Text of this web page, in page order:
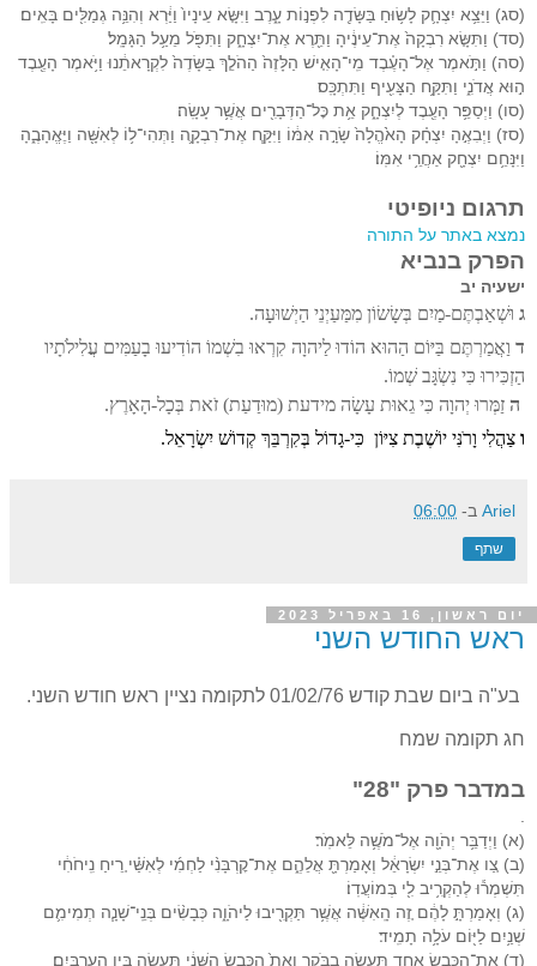
(סג) וַיֵּצֵ֥א יִצְחָ֛ק לָשׂ֥וּחַ בַּשָּׂדֶ֖ה לִפְנ֣וֹת עָ֑רֶב וַיִּשָּׂ֤א עֵינָיו֙ וַיַּ֔רְא וְהִנֵּ֥ה גְמַלִּ֖ים בָּאִֽים׃
(סד) וַתִּשָּׂ֤א רִבְקָה֙ אֶת־עֵינֶ֔יהָ וַתֵּ֖רֶא אֶת־יִצְחָ֑ק וַתִּפֹּ֖ל מֵעַ֥ל הַגָּמָֽל׃
(סה) וַתֹּ֣אמֶר אֶל־הָעֶ֗בֶד מִֽי־הָאִ֤ישׁ הַלָּזֶה֙ הַהֹלֵ֤ךְ בַּשָּׂדֶה֙ לִקְרָאתֵ֔נוּ וַיֹּ֥אמֶר הָעֶ֖בֶד
ה֣וּא אֲדֹנִ֑י וַתִּקַּ֥ח הַצָּעִ֖יף וַתִּתְכָּֽס׃
(סו) וַיְסַפֵּ֥ר הָעֶ֖בֶד לְיִצְחָ֑ק אֵ֥ת כׇּל־הַדְּבָרִ֖ים אֲשֶׁ֥ר עָשָֽׂה׃
(סז) וַיְבִאֶ֣הָ יִצְחָ֗ק הָאֹ֙הֱלָה֙ שָׂרָ֣ה אִמּ֔וֹ וַיִּקַּ֧ח אֶת־רִבְקָ֛ה וַתְּהִי־ל֥וֹ לְאִשָּׁ֖ה וַיֶּאֱהָבֶ֑הָ
וַיִּנָּחֵ֥ם יִצְחָ֖ק אַחֲרֵ֥י אִמּֽוֹ׃
תרגום ניופיטי
נמצא באתר על התורה
הפרק בנביא
ישעיה יב
ג וּשְׁאַבְתֶּם-מַיִם בְּשָׂשׂוֹן מִמַּעַיְנֵי הַיְשׁוּעָה.
ד וַאֲמַרְתֶּם בַּיּוֹם הַהוּא הוֹדוּ לַיהוָה קִרְאוּ בִשְׁמוֹ הוֹדִיעוּ בָעַמִּים עֲלִילֹתָיו
הַזְכִּירוּ כִּי נִשְׂגָּב שְׁמוֹ.
ה זַמְּרוּ יְהוָה כִּי גֵאוּת עָשָׂה מידעת (מוּדַעַת) זֹאת בְּכָל-הָאָרֶץ.
ו צַהֲלִי וָרֹנִּי יוֹשֶׁבֶת צִיּוֹן כִּי-גָדוֹל בְּקִרְבֵּךְ קְדוֹשׁ יִשְׂרָאֵל.
Ariel ב- 06:00
שתף
יום ראשון, 16 באפריל 2023
ראש החודש השני
בע"ה ביום שבת קודש 01/02/76 לתקומה נציין ראש חודש השני.
חג תקומה שמח
במדבר פרק "28"
(א) וַיְדַבֵּ֥ר יְהֹוָ֖ה אֶל־מֹשֶׁ֥ה לֵּאמֹֽר׃
(ב) צַ֚ו אֶת־בְּנֵ֣י יִשְׂרָאֵ֔ל וְאָמַרְתָּ֖ אֲלֵהֶ֑ם אֶת־קׇרְבָּנִ֨י לַחְמִ֜י לְאִשַּׁ֗י רֵ֚יחַ נִֽיחֹחִ֔י
תִּשְׁמְר֕וּ לְהַקְרִ֥יב לִ֖י בְּמוֹעֲדֽוֹ׃
(ג) וְאָמַרְתָּ֣ לָהֶ֔ם זֶ֚ה הָֽאִשֶּׁ֔ה אֲשֶׁ֥ר תַּקְרִ֖יבוּ לַיהֹוָ֑ה כְּבָשִׂ֨ים בְּנֵֽי־שָׁנָ֧ה תְמִימִ֛ם
שְׁנַ֥יִם לַיּ֖וֹם עֹלָ֥ה תָמִֽיד׃
(ד) אֶת־הַכֶּ֥בֶשׂ אֶחָ֖ד תַּעֲשֶׂ֣ה בַבֹּ֑קֶר וְאֵת֙ הַכֶּ֣בֶשׂ הַשֵּׁנִ֔י תַּעֲשֶׂ֖ה בֵּ֥ין הָֽעַרְבָּֽיִם׃